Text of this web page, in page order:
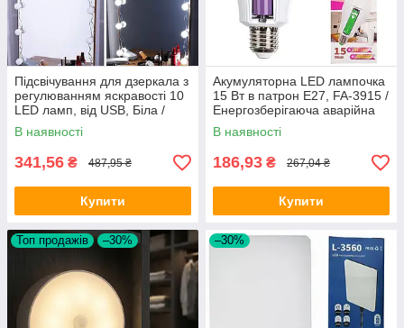
Підсвічування для дзеркала з
регулюванням яскравості 10
LED ламп, від USB, Біла /
Лампочки для дзеркала для
макіяжу
В наявності
341,56 ₴ 487,95 ₴
Купити
Акумуляторна LED лампочка
15 Вт в патрон Е27, FA-3915 /
Енергозберігаюча аварійна
лампочка
В наявності
186,93 ₴ 267,04 ₴
Купити
Топ продажів –30% –30%